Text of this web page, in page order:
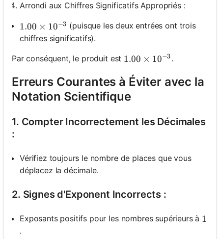
Arrondi aux Chiffres Significatifs Appropriés :
1.00 \times 10^{-3}
1.00 × 10−3 (puisque les deux entrées ont trois
chiffres significatifs).
Par conséquent, le produit est 1.00 \times 10^{-3}
1.00 × 10−3.
Erreurs Courantes à Éviter avec la
Notation Scientifique
1. Compter Incorrectement les Décimales
:
Vérifiez toujours le nombre de places que vous
déplacez la décimale.
2. Signes d'Exponent Incorrects :
Exposants positifs pour les nombres supérieurs à 1
1
.